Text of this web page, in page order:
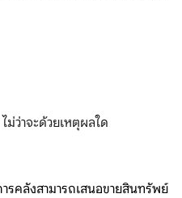
ม่ว่าจะด้วยเหตุผลใด
คลังสามารถเสนอขายสินทรัพย์